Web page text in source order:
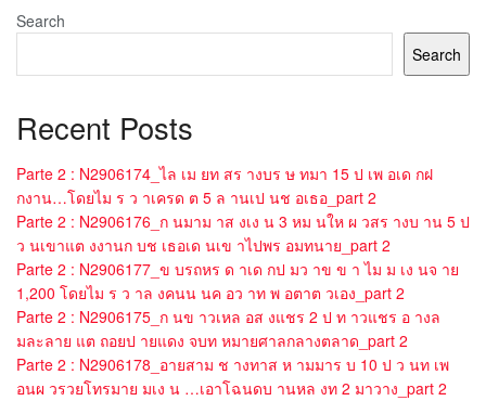
Search
Search
Recent Posts
Parte 2 : N2906174_ไล เม ยท สร างบร ษ ทมา 15 ป เพ อเด กฝ
กงาน…โดยไม ร ว าเครด ต 5 ล านเป นช อเธอ_part 2
Parte 2 : N2906176_ก นมาม าส งเง น 3 หม นให ผ วสร างบ าน 5 ป
ว นเขาแต งงานก บช เธอเด นเข าไปพร อมทนาย_part 2
Parte 2 : N2906177_ข บรถหร ด าเด กป มว าข ข า ไม ม เง นจ าย
1,200 โดยไม ร ว าล งคนน นค อว าท พ อตาต วเอง_part 2
Parte 2 : N2906175_ก นข าวเหล อส งแชร 2 ป ท าวแชร อ างล
มละลาย แต ถอยป ายแดง จบท หมายศาลกลางตลาด_part 2
Parte 2 : N2906178_อายสาม ช างทาส ห ามมาร บ 10 ป ว นท เพ
อนผ วรวยโทรมาย มเง น …เอาโฉนดบ านหล งท 2 มาวาง_part 2